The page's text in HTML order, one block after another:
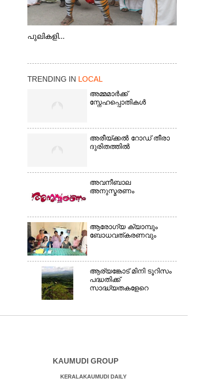
പുലികളി...
TRENDING IN LOCAL
അമ്മമാർക്ക്
സ്നേഹപ്പൊതികൾ
അരീയ്ക്കൽ റോഡ് തീരാ
ദുരിതത്തിൽ
അവനീബാല
അനുസ്മരണം
ആരോഗ്യ ക്യാമ്പും
ബോധവത്കരണവും
ആര്യങ്കോട് മിനി ടൂറിസം
പദ്ധതിക്ക്
സാദ്ധ്യതകളേറെ
KAUMUDI GROUP
KERALAKAUMUDI DAILY